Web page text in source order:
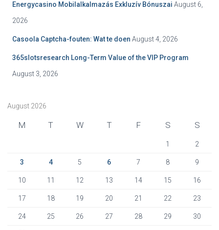
Energycasino Mobilalkalmazás Exkluzív Bónuszai August 6,
2026
Casoola Captcha-fouten: Wat te doen August 4, 2026
365slotsresearch Long-Term Value of the VIP Program
August 3, 2026
August 2026
M T W T F S S
1 2
3 4 5 6 7 8 9
10 11 12 13 14 15 16
17 18 19 20 21 22 23
24 25 26 27 28 29 30